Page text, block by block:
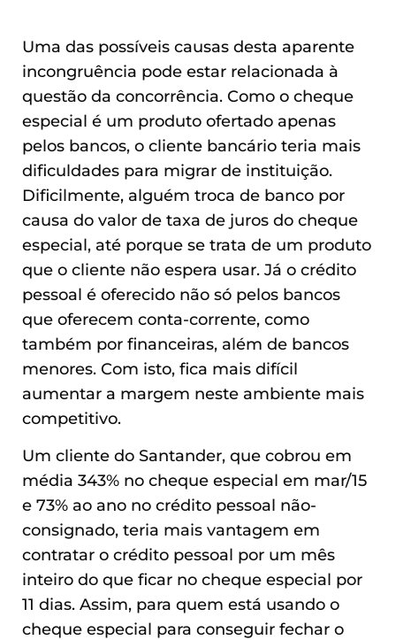
Uma das possíveis causas desta aparente
incongruência pode estar relacionada à
questão da concorrência. Como o cheque
especial é um produto ofertado apenas
pelos bancos, o cliente bancário teria mais
dificuldades para migrar de instituição.
Dificilmente, alguém troca de banco por
causa do valor de taxa de juros do cheque
especial, até porque se trata de um produto
que o cliente não espera usar. Já o crédito
pessoal é oferecido não só pelos bancos
que oferecem conta-corrente, como
também por financeiras, além de bancos
menores. Com isto, fica mais difícil
aumentar a margem neste ambiente mais
competitivo.
Um cliente do Santander, que cobrou em
média 343% no cheque especial em mar/15
e 73% ao ano no crédito pessoal não-
consignado, teria mais vantagem em
contratar o crédito pessoal por um mês
inteiro do que ficar no cheque especial por
11 dias. Assim, para quem está usando o
cheque especial para conseguir fechar o